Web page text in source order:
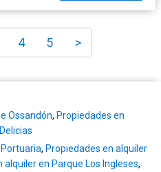
4 5 >
Ossandón, Propiedades en
, Propiedades en alquiler
alquiler en Parque Los Ingleses,